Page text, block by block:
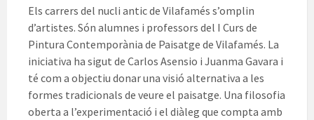
Els carrers del nucli antic de Vilafamés s’omplin
d’artistes. Són alumnes i professors del I Curs de
Pintura Contemporània de Paisatge de Vilafamés. La
iniciativa ha sigut de Carlos Asensio i Juanma Gavara i
té com a objectiu donar una visió alternativa a les
formes tradicionals de veure el paisatge. Una filosofia
oberta a l’experimentació i el diàleg que compta amb